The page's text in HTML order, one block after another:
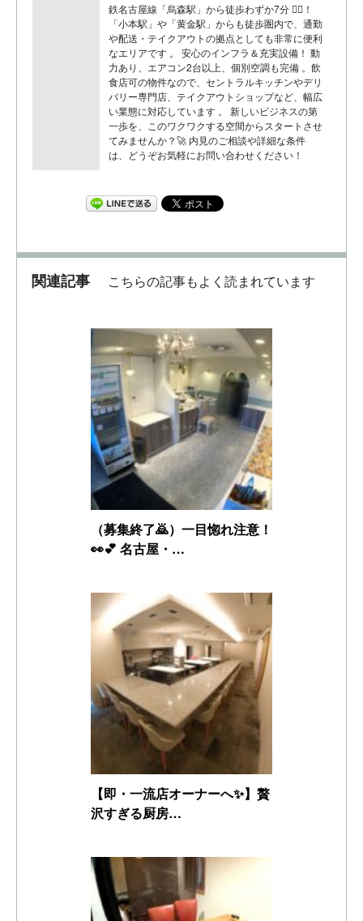
鉄名古屋線「烏森駅」から徒歩わずか7分 🚶‍♂️！
「小本駅」や「黄金駅」からも徒歩圏内で、通勤
や配送・テイクアウトの拠点としても非常に便利
なエリアです 。 安心のインフラ＆充実設備！ 動
力あり、エアコン2台以上、個別空調も完備 。飲
食店可の物件なので、セントラルキッチンやデリ
バリー専門店、テイクアウトショップなど、幅広
い業態に対応しています 。 新しいビジネスの第
一歩を、このワクワクする空間からスタートさせ
てみませんか？🚀 内見のご相談や詳細な条件
は、どうぞお気軽にお問い合わせください！
関連記事 こちらの記事もよく読まれています
（募集終了🙇）一目惚れ注意！
👀💕 名古屋・…
【即・一流店オーナーへ✨】贅
沢すぎる厨房…